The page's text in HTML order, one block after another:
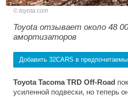
toyota.com
Toyota отзывает около 48
амортизаторов
Добавить 32CARS в
Toyota Tacoma TRD Off-Road
усиленной подвески, но теперь